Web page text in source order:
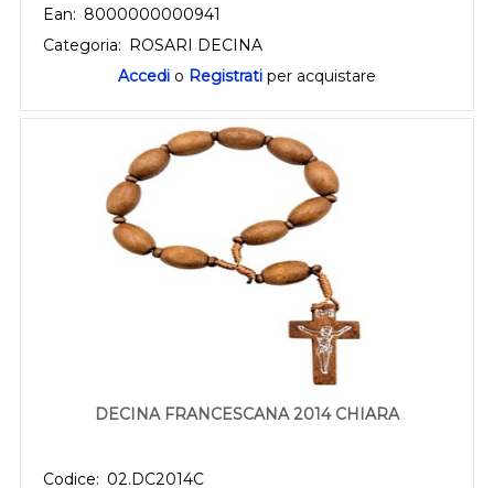
Ean: 8000000000941
Categoria: ROSARI DECINA
Accedi o Registrati per acquistare
DECINA FRANCESCANA 2014 CHIARA
Codice: 02.DC2014C